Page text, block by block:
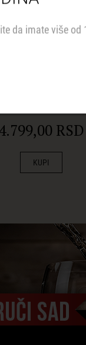
da imate više od
Akhtamar
RSD
KUPI